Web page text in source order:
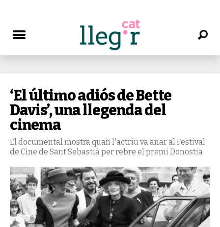
‘El último adiós de Bette
Davis’, una llegenda del
cinema
El documental mostra quan l'actriu va anar al Festival
de Cine de Sant Sebastià per rebre el premi Donostia